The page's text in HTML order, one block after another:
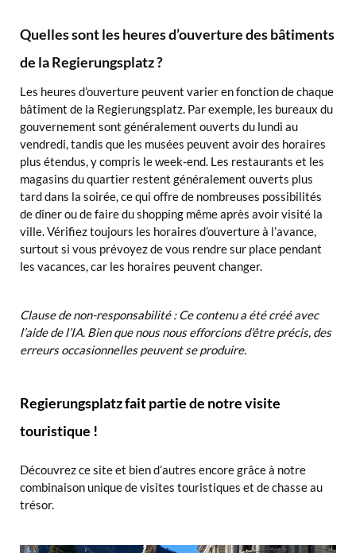
Quelles sont les heures d’ouverture des bâtiments
de la Regierungsplatz ?
Les heures d’ouverture peuvent varier en fonction de chaque
bâtiment de la Regierungsplatz. Par exemple, les bureaux du
gouvernement sont généralement ouverts du lundi au
vendredi, tandis que les musées peuvent avoir des horaires
plus étendus, y compris le week-end. Les restaurants et les
magasins du quartier restent généralement ouverts plus
tard dans la soirée, ce qui offre de nombreuses possibilités
de dîner ou de faire du shopping même après avoir visité la
ville. Vérifiez toujours les horaires d’ouverture à l’avance,
surtout si vous prévoyez de vous rendre sur place pendant
les vacances, car les horaires peuvent changer.
Clause de non-responsabilité : Ce contenu a été créé avec
l’aide de l’IA. Bien que nous nous efforcions d’être précis, des
erreurs occasionnelles peuvent se produire.
Regierungsplatz fait partie de notre visite
touristique !
Découvrez ce site et bien d’autres encore grâce à notre
combinaison unique de visites touristiques et de chasse au
trésor.